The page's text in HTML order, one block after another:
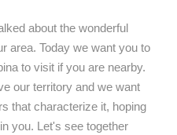
about the wonderful
area. Today we want you to
to visit if you are nearby.
our territory and we want
that characterize it, hoping
you. Let's see together